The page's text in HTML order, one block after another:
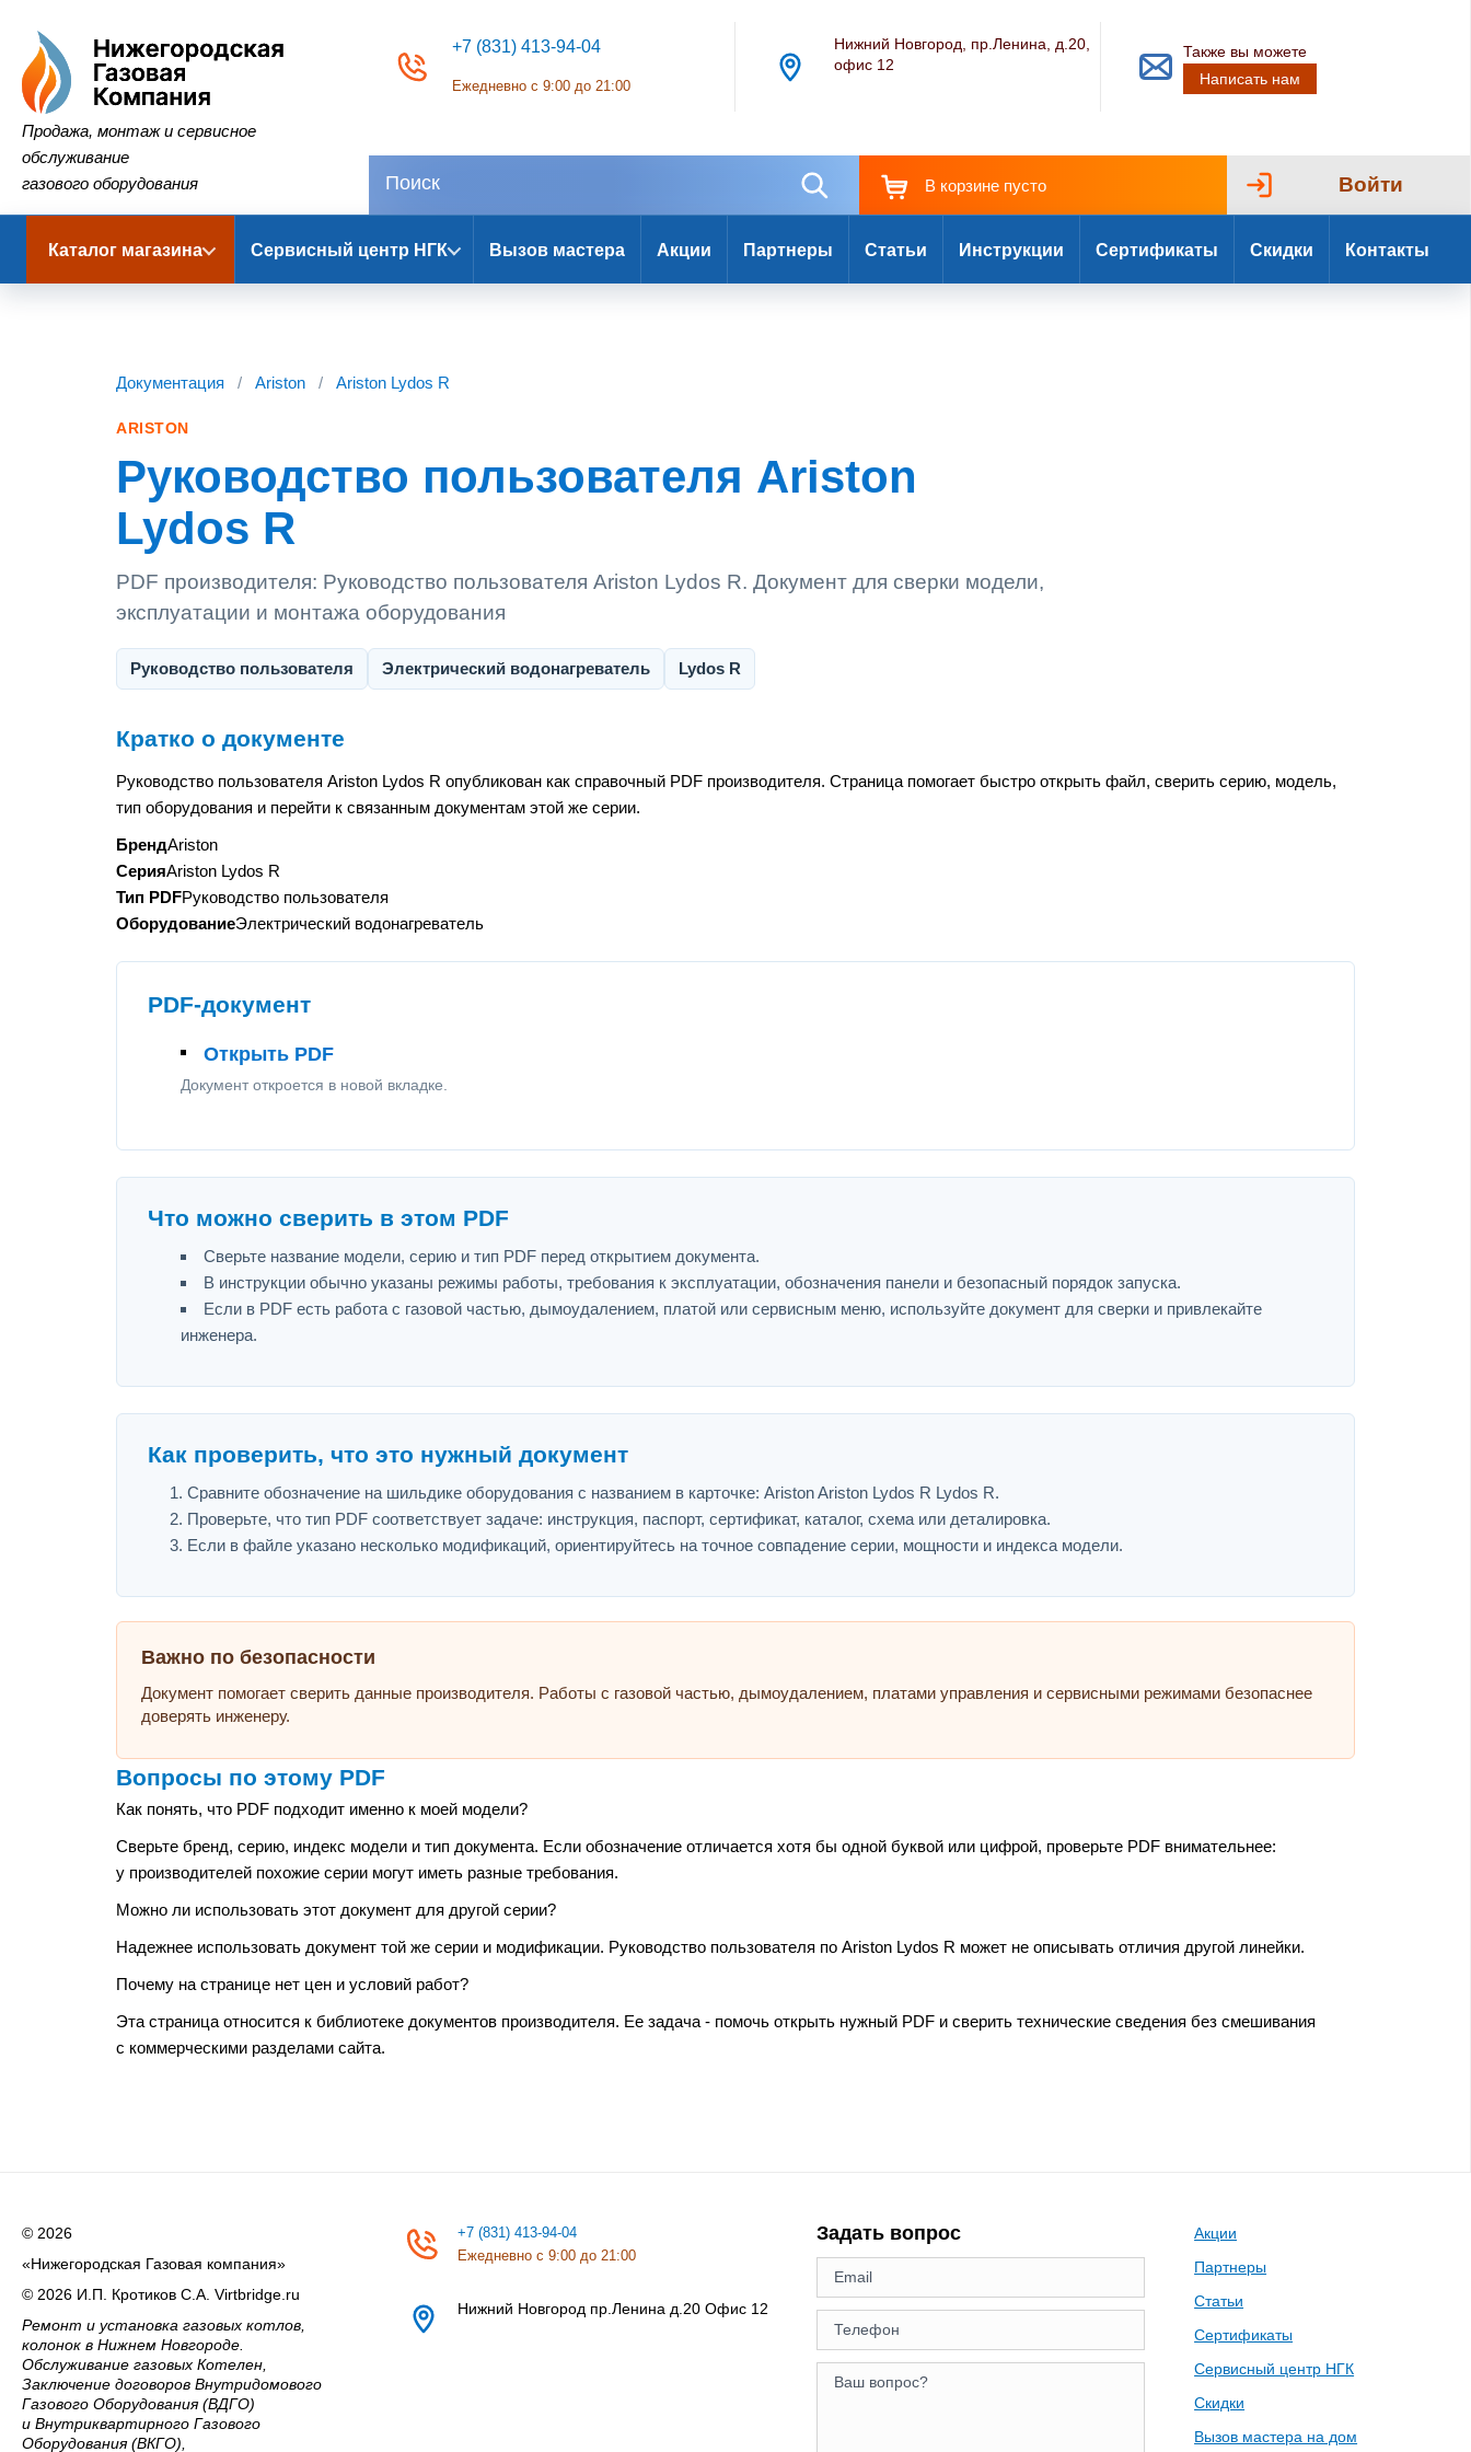
Нижегородская Газовая Компания
Продажа, монтаж и сервисное
обслуживание
газового оборудования
+7 (831) 413-94-04
Ежедневно с 9:00 до 21:00
Нижний Новгород, пр.Ленина, д.20,
офис 12
Также вы можете
Написать нам
В корзине пусто Войти
Каталог магазина Сервисный центр НГК Вызов мастера Акции Партнеры Статьи Инструкции Сертификаты Скидки Контакты
Документация / Ariston / Ariston Lydos R
ARISTON
Руководство пользователя Ariston
Lydos R
PDF производителя: Руководство пользователя Ariston Lydos R. Документ для сверки модели,
эксплуатации и монтажа оборудования
Руководство пользователя Электрический водонагреватель Lydos R
Кратко о документе
Руководство пользователя Ariston Lydos R опубликован как справочный PDF производителя. Страница помогает быстро открыть файл, сверить серию, модель,
тип оборудования и перейти к связанным документам этой же серии.
БрендAriston
СерияAriston Lydos R
Тип PDFРуководство пользователя
ОборудованиеЭлектрический водонагреватель
PDF-документ
Открыть PDF
Документ откроется в новой вкладке.
Что можно сверить в этом PDF
Сверьте название модели, серию и тип PDF перед открытием документа.
В инструкции обычно указаны режимы работы, требования к эксплуатации, обозначения панели и безопасный порядок запуска.
Если в PDF есть работа с газовой частью, дымоудалением, платой или сервисным меню, используйте документ для сверки и привлекайте
инженера.
Как проверить, что это нужный документ
Сравните обозначение на шильдике оборудования с названием в карточке: Ariston Ariston Lydos R Lydos R.
Проверьте, что тип PDF соответствует задаче: инструкция, паспорт, сертификат, каталог, схема или деталировка.
Если в файле указано несколько модификаций, ориентируйтесь на точное совпадение серии, мощности и индекса модели.
Важно по безопасности
Документ помогает сверить данные производителя. Работы с газовой частью, дымоудалением, платами управления и сервисными режимами безопаснее
доверять инженеру.
Вопросы по этому PDF
Как понять, что PDF подходит именно к моей модели?
Сверьте бренд, серию, индекс модели и тип документа. Если обозначение отличается хотя бы одной буквой или цифрой, проверьте PDF внимательнее:
у производителей похожие серии могут иметь разные требования.
Можно ли использовать этот документ для другой серии?
Надежнее использовать документ той же серии и модификации. Руководство пользователя по Ariston Lydos R может не описывать отличия другой линейки.
Почему на странице нет цен и условий работ?
Эта страница относится к библиотеке документов производителя. Ее задача - помочь открыть нужный PDF и сверить технические сведения без смешивания
с коммерческими разделами сайта.
© 2026
«Нижегородская Газовая компания»
© 2026 И.П. Кротиков С.А. Virtbridge.ru
Ремонт и установка газовых котлов,
колонок в Нижнем Новгороде.
Обслуживание газовых Котелен,
Заключение договоров Внутридомового
Газового Оборудования (ВДГО)
и Внутриквартирного Газового
Оборудования (ВКГО),
+7 (831) 413-94-04
Ежедневно с 9:00 до 21:00
Нижний Новгород пр.Ленина д.20 Офис 12
Задать вопрос
Акции
Партнеры
Статьи
Сертификаты
Сервисный центр НГК
Скидки
Вызов мастера на дом